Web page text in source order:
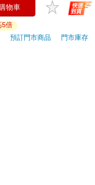
接獲電話要求您前往
騙上當！
商品須為全新狀態**
物車
5倍
預訂門市商品
門市庫存